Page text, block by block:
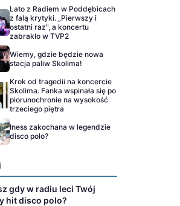
Lato z Radiem w Poddębicach
z falą krytyki. „Pierwszy i
ostatni raz", a koncertu
zabrakło w TVP2
Wiemy, gdzie będzie nowa
stacja paliw Skolima!
Krok od tragedii na koncercie
Skolima. Fanka wspinała się po
piorunochronie na wysokość
trzeciego piętra
Iness zakochana w legendzie
disco polo?
gdy w radiu leci Twój
hit disco polo?